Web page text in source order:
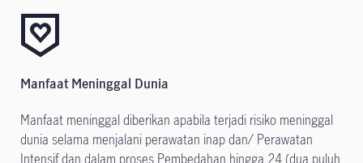
Manfaat Meninggal Dunia
Manfaat meninggal diberikan apabila terjadi risiko meninggal
dunia selama menjalani perawatan inap dan/ Perawatan
Intensif dan dalam proses Pembedahan hingga 24 (dua puluh